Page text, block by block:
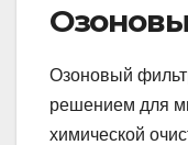
Озоновый
решением для
химической